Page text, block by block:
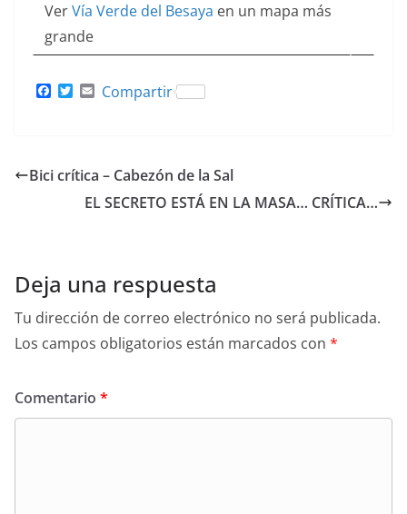
VerVía Verde del Besaya en un mapa más
grande
o
T
r
Compartir
Bici crítica – Cabezón de la Sal
EL SECRETO ESTÁ EN LA MASA… CRÍTICA…
Deja una respuesta
Tu dirección de correo electrónico no será publicada.
Los campos obligatorios están marcados con *
Comentario *